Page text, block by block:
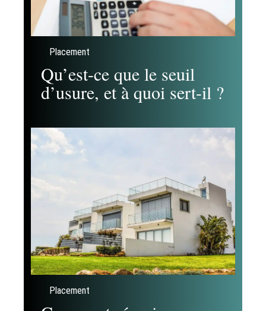
Placement
Qu’est-ce que le seuil
d’usure, et à quoi sert-il ?
Placement